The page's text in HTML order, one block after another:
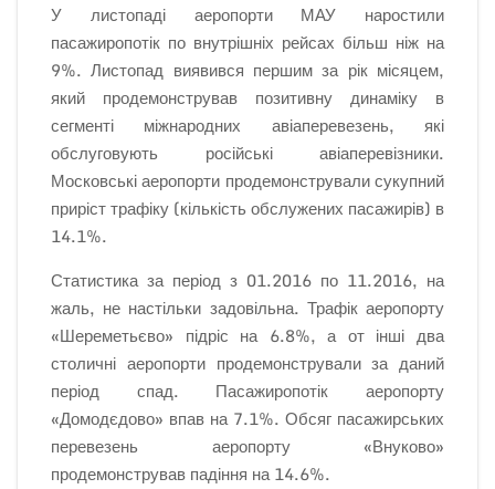
У листопаді аеропорти МАУ наростили
пасажиропотік по внутрішніх рейсах більш ніж на
9%. Листопад виявився першим за рік місяцем,
який продемонстрував позитивну динаміку в
сегменті міжнародних авіаперевезень, які
обслуговують російські авіаперевізники.
Московські аеропорти продемонстрували сукупний
приріст трафіку (кількість обслужених пасажирів) в
14.1%.
Статистика за період з 01.2016 по 11.2016, на
жаль, не настільки задовільна. Трафік аеропорту
«Шереметьєво» підріс на 6.8%, а от інші два
столичні аеропорти продемонстрували за даний
період спад. Пасажиропотік аеропорту
«Домодєдово» впав на 7.1%. Обсяг пасажирських
перевезень аеропорту «Внуково»
продемонстрував падіння на 14.6%.